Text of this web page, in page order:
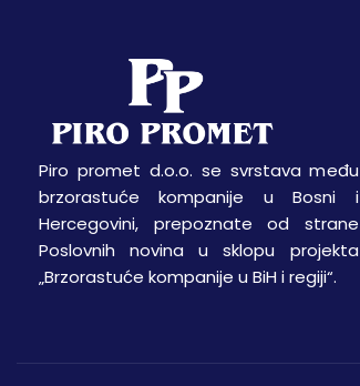
Piro promet d.o.o. se svrstava među
brzorastuće kompanije u Bosni i
Hercegovini, prepoznate od strane
Poslovnih novina u sklopu projekta
„Brzorastuće kompanije u BiH i regiji“.